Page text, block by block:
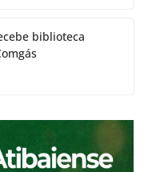
biblioteca